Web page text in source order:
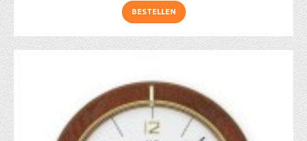
BESTELLEN